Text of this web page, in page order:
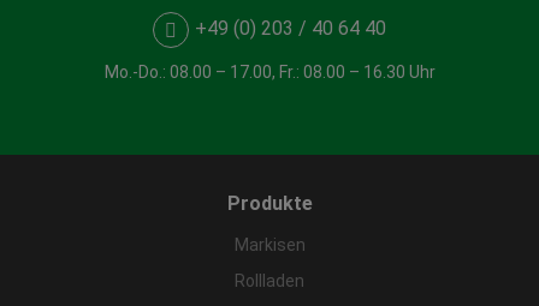
+49 (0) 203 / 40 64 40
Mo.-Do.: 08.00 – 17.00, Fr.: 08.00 – 16.30 Uhr
Produkte
Markisen
Rollladen